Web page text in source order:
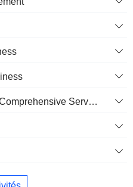
Overseas Insurance and Comprehensive Services